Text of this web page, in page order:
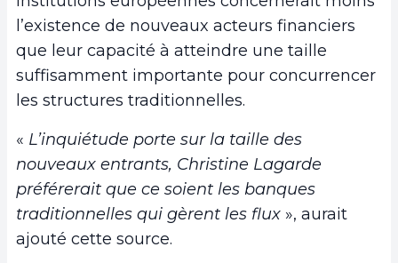
l’existence de nouveaux acteurs financiers
que leur capacité à atteindre une taille
suffisamment importante pour concurrencer
les structures traditionnelles.
« L’inquiétude porte sur la taille des
nouveaux entrants, Christine Lagarde
préférerait que ce soient les banques
traditionnelles qui gèrent les flux », aurait
ajouté cette source.